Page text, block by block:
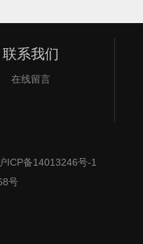
联系我们
在线留言
ICP备14013246号-1
号